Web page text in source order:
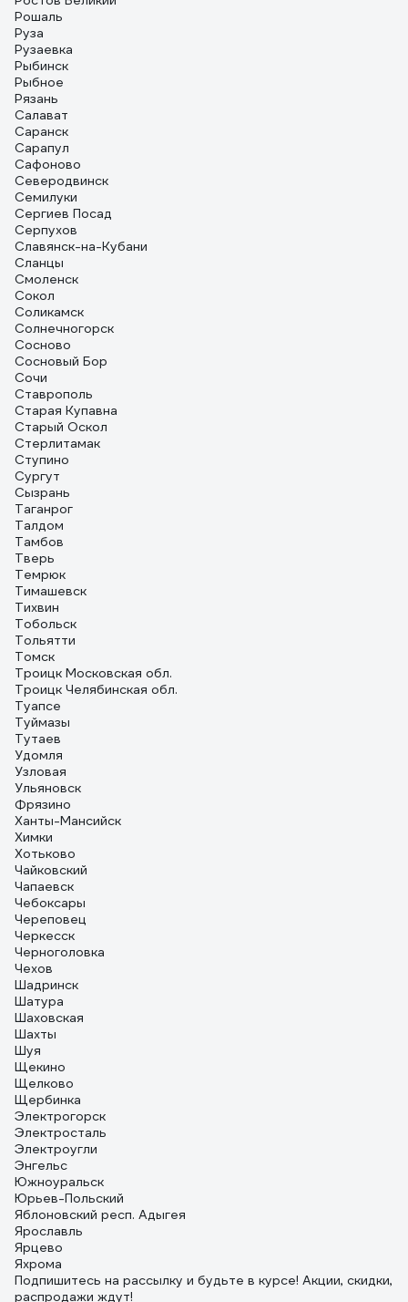
Рошаль
Руза
Рузаевка
Рыбинск
Рыбное
Рязань
Салават
Саранск
Сарапул
Сафоново
Северодвинск
Семилуки
Сергиев Посад
Серпухов
Славянск-на-Кубани
Сланцы
Смоленск
Сокол
Соликамск
Солнечногорск
Сосново
Сосновый Бор
Сочи
Ставрополь
Старая Купавна
Старый Оскол
Стерлитамак
Ступино
Сургут
Сызрань
Таганрог
Талдом
Тамбов
Тверь
Темрюк
Тимашевск
Тихвин
Тобольск
Тольятти
Томск
Троицк Московская обл.
Троицк Челябинская обл.
Туапсе
Туймазы
Тутаев
Удомля
Узловая
Ульяновск
Фрязино
Ханты-Мансийск
Химки
Хотьково
Чайковский
Чапаевск
Чебоксары
Череповец
Черкесск
Черноголовка
Чехов
Шадринск
Шатура
Шаховская
Шахты
Шуя
Щекино
Щелково
Щербинка
Электрогорск
Электросталь
Электроугли
Энгельс
Южноуральск
Юрьев-Польский
Яблоновский респ. Адыгея
Ярославль
Ярцево
Яхрома
Подпишитесь на рассылку и будьте в курсе! Акции, скидки,
распродажи ждут!